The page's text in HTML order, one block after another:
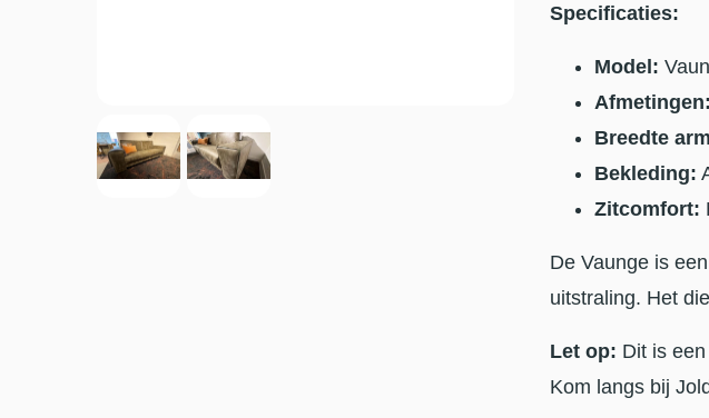
Specificaties:
Model:
Afmetingen:
Breedte
Bekleding:
Zitcomfort:
De Vaunge is
uitstraling. Het
Let op: Dit is
Kom langs bij